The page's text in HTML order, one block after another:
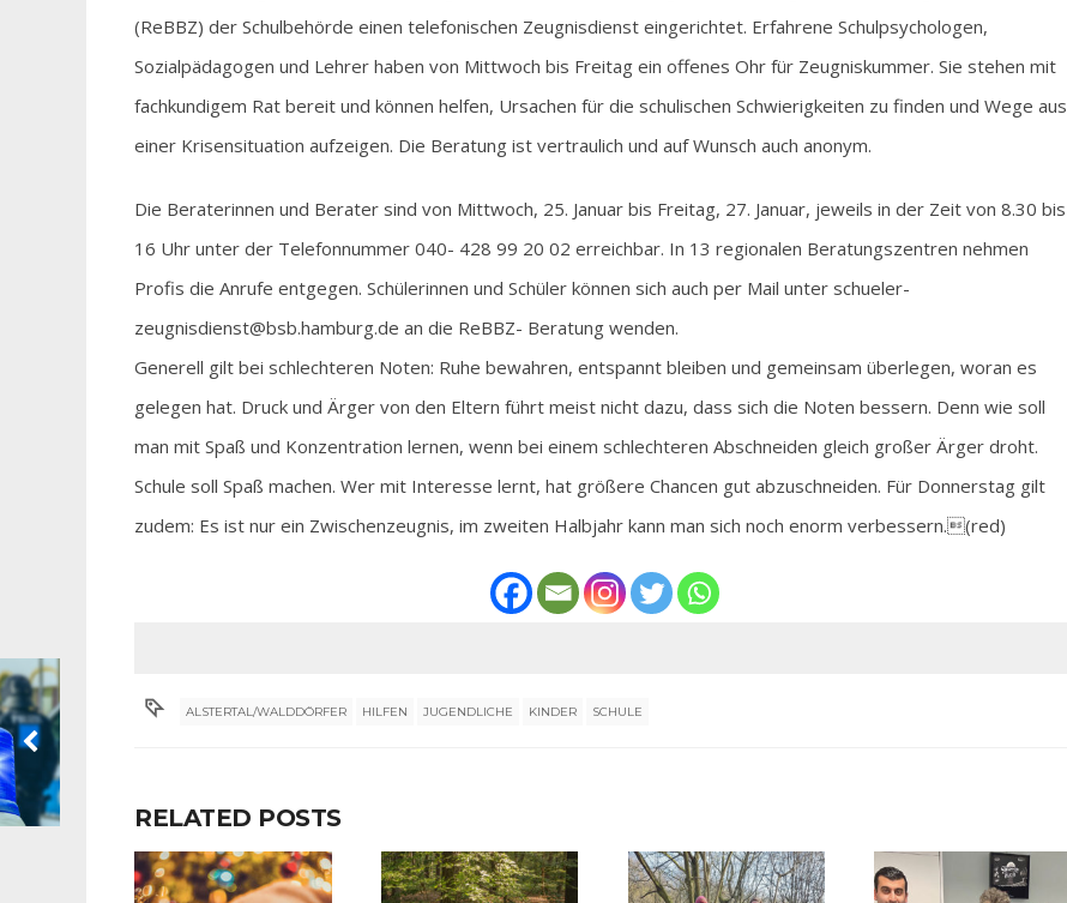
(ReBBZ) der Schulbehörde einen telefonischen Zeugnisdienst eingerichtet. Erfahrene Schulpsychologen,
Sozialpädagogen und Lehrer haben von Mittwoch bis Freitag ein offenes Ohr für Zeugniskummer. Sie stehen mit
fachkundigem Rat bereit und können helfen, Ursachen für die schulischen Schwierigkeiten zu finden und Wege aus
einer Krisensituation aufzeigen. Die Beratung ist vertraulich und auf Wunsch auch anonym.
Die Beraterinnen und Berater sind von Mittwoch, 25. Januar bis Freitag, 27. Januar, jeweils in der Zeit von 8.30 bis
16 Uhr unter der Telefonnummer 040- 428 99 20 02 erreichbar. In 13 regionalen Beratungszentren nehmen
Profis die Anrufe entgegen. Schülerinnen und Schüler können sich auch per Mail unter schueler-
zeugnisdienst@bsb.hamburg.de an die ReBBZ- Beratung wenden.
Generell gilt bei schlechteren Noten: Ruhe bewahren, entspannt bleiben und gemeinsam überlegen, woran es
gelegen hat. Druck und Ärger von den Eltern führt meist nicht dazu, dass sich die Noten bessern. Denn wie soll
man mit Spaß und Konzentration lernen, wenn bei einem schlechteren Abschneiden gleich großer Ärger droht.
Schule soll Spaß machen. Wer mit Interesse lernt, hat größere Chancen gut abzuschneiden. Für Donnerstag gilt
zudem: Es ist nur ein Zwischenzeugnis, im zweiten Halbjahr kann man sich noch enorm verbessern.(red)
ALSTERTAL/WALDDÖRFER HILFEN JUGENDLICHE KINDER SCHULE
RELATED POSTS